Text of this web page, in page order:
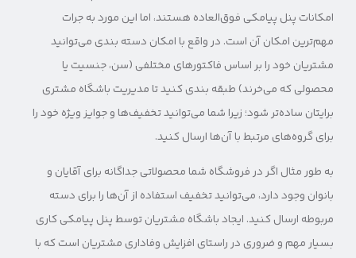
امکانات پنل پیامکی فوق‌العاده هستند، اما این مورد به جرات
مهم‌ترین امکان آن است. در واقع با امکان دسته بندی می‌توانید
مشتریان خود را بر اساس فاکتورهای مختلفی (سن، جنسیت یا
محصولی که می‌خرند) طبقه بندی کنید تا مدیریت باشگاه مشتری
برایتان ساده‌تر شود؛ زیرا شما می‌توانید تخفیف‌ها و جوایز ویژه خود را
برای گروه‌های مرتبط با آن‌ها ارسال کنید.
به طور مثال اگر در فروشگاه شما محصولاتی جداگانه برای آقایان و
بانوان وجود دارد، می‌توانید تخفیف استفاده از آن‌ها را برای دسته
مربوطه ارسال کنید. ایجاد باشگاه مشتریان توسط پنل پیامکی کاری
بسیار مهم و ضروری در راستای افزایش وفاداری مشتریان است که با